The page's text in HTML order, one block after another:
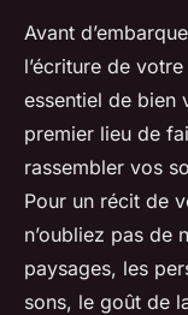
Avant
l’écriture de
essentiel de bien
premier lieu de
rassembler vos
Pour un récit de
n’oubliez pas de
paysages, les
sons, le goût de